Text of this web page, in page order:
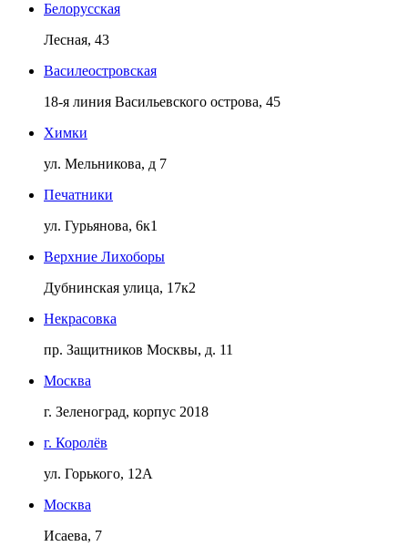
Белорусская
Лесная, 43
Василеостровская
18-я линия Васильевского острова, 45
Химки
ул. Мельникова, д 7
Печатники
ул. Гурьянова, 6к1
Верхние Лихоборы
Дубнинская улица, 17к2
Некрасовка
пр. Защитников Москвы, д. 11
Москва
г. Зеленоград, корпус 2018
г. Королёв
ул. Горького, 12А
Москва
Исаева, 7